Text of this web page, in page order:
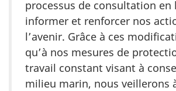
processus de consultation en
informer et renforcer nos
l’avenir. Grâce à ces
qu’à nos mesures de
travail constant visant à
milieu marin, nous veillerons